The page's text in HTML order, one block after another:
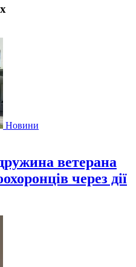
Новини
ветерана
через дії